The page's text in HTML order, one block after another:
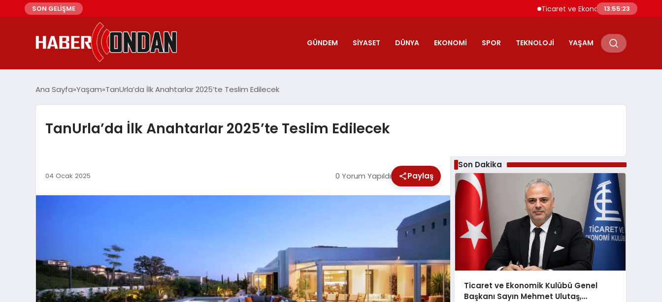
SON GELİŞME Ticaret ve Ekonomik Kulübü Genel
13:55:24
GÜNDEM SIYASET DÜNYA EKONOMI SPOR TEKNOLOJI YAŞAM
Ana Sayfa Yaşam TanUrla’da İlk Anahtarlar 2025’te Teslim Edilecek
TanUrla’da İlk Anahtarlar 2025’te Teslim Edilecek
04 Ocak 2025 0 Yorum Yapıldı Paylaş
Son Dakika
Ticaret ve Ekonomik Kulübü Genel
Başkanı Sayın Mehmet Ulutaş,